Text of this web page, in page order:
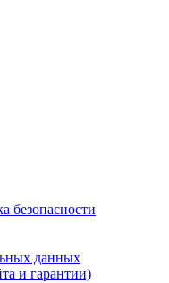
безопасности
данных
и гарантии)